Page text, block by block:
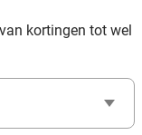
kortingen tot wel